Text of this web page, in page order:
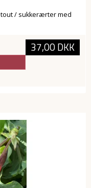
/ sukkerærter med
37,00 DKK